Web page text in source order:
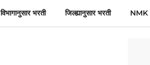
विभागानुसार भरती जिल्ह्यानुसार भरती